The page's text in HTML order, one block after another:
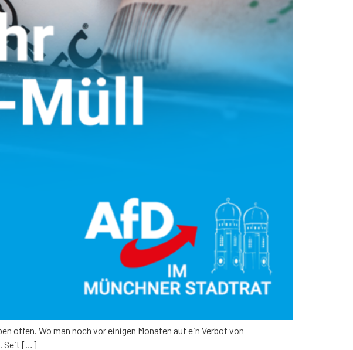
offen. Wo man noch vor einigen Monaten auf ein Verbot von
Seit […]